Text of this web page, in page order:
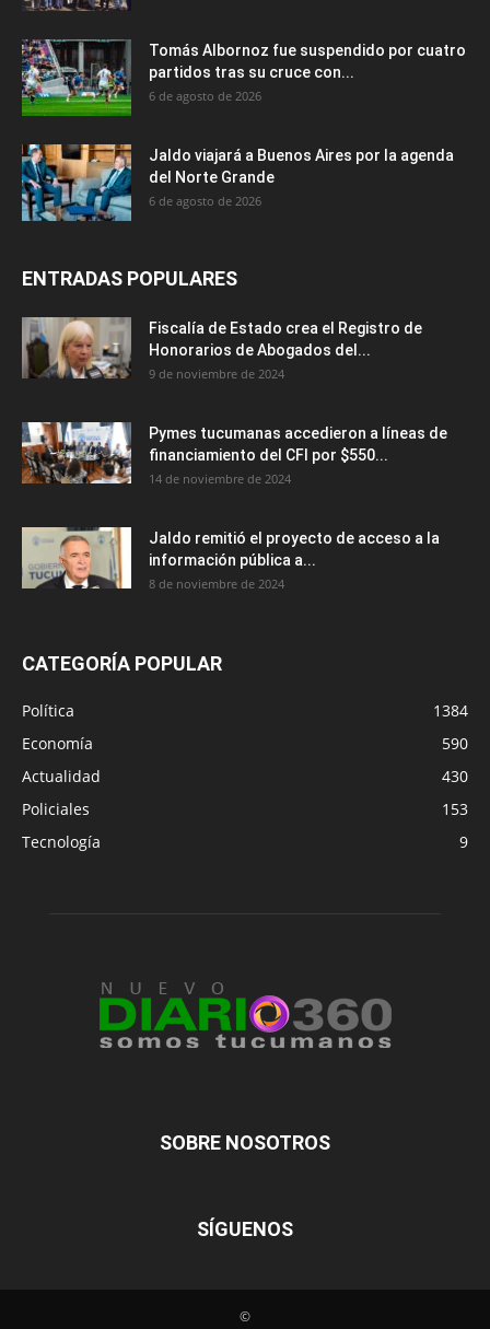
Tomás Albornoz fue suspendido por cuatro
partidos tras su cruce con...
6 de agosto de 2026
Jaldo viajará a Buenos Aires por la agenda
del Norte Grande
6 de agosto de 2026
ENTRADAS POPULARES
Fiscalía de Estado crea el Registro de
Honorarios de Abogados del...
9 de noviembre de 2024
Pymes tucumanas accedieron a líneas de
financiamiento del CFI por $550...
14 de noviembre de 2024
Jaldo remitió el proyecto de acceso a la
información pública a...
8 de noviembre de 2024
CATEGORÍA POPULAR
Política
1384
Economía
590
Actualidad
430
Policiales
153
Tecnología
9
SOBRE NOSOTROS
SÍGUENOS
©